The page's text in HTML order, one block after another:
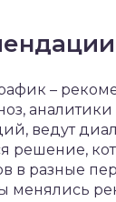
–
ведут
решение,
в разные
менялись